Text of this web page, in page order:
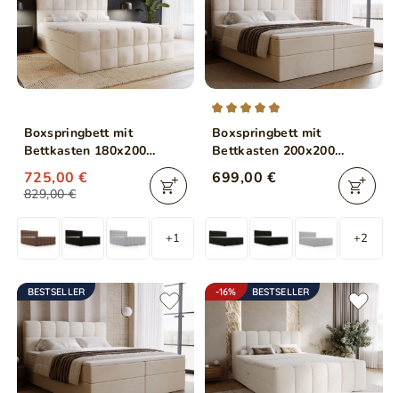
Boxspringbett mit
Bettkasten 180x200
Alicante Beige
829,00 €
725,00 €
+1
Boxspringbett mit
Bettkasten 200x200
Maison Beige
699,00 €
+2
BESTSELLER -16% BESTSELLER